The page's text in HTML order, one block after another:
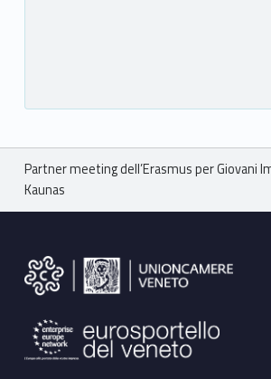
Breadcrumbs navigation
Partner meeting dell’Erasmus per Giovani
Kaunas